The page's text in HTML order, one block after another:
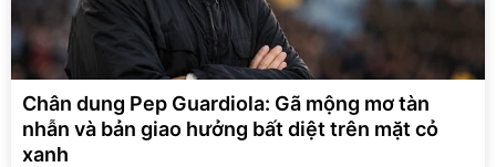
Chân dung Pep Guardiola: Gã mộng mơ tàn
nhẫn và bản giao hưởng bất diệt trên mặt cỏ
xanh